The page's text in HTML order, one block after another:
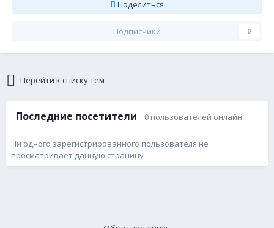
Поделиться
Подписчики 0
Перейти к списку тем
Последние посетители 0 пользователей онлайн
Ни одного зарегистрированного пользователя не
просматривает данную страницу